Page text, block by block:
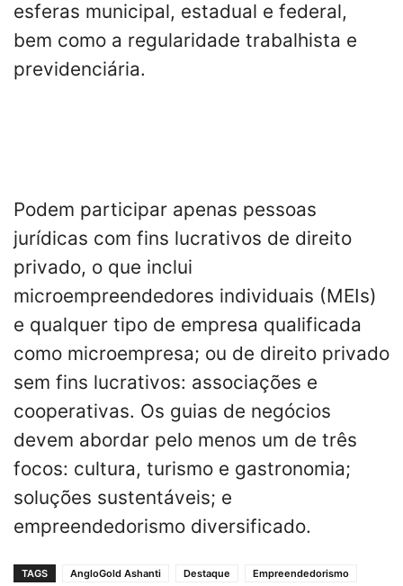
esferas municipal, estadual e federal,
bem como a regularidade trabalhista e
previdenciária.
Podem participar apenas pessoas
jurídicas com fins lucrativos de direito
privado, o que inclui
microempreendedores individuais (MEIs)
e qualquer tipo de empresa qualificada
como microempresa; ou de direito privado
sem fins lucrativos: associações e
cooperativas. Os guias de negócios
devem abordar pelo menos um de três
focos: cultura, turismo e gastronomia;
soluções sustentáveis; e
empreendedorismo diversificado.
TAGS AngloGold Ashanti Destaque
Empreendedorismo